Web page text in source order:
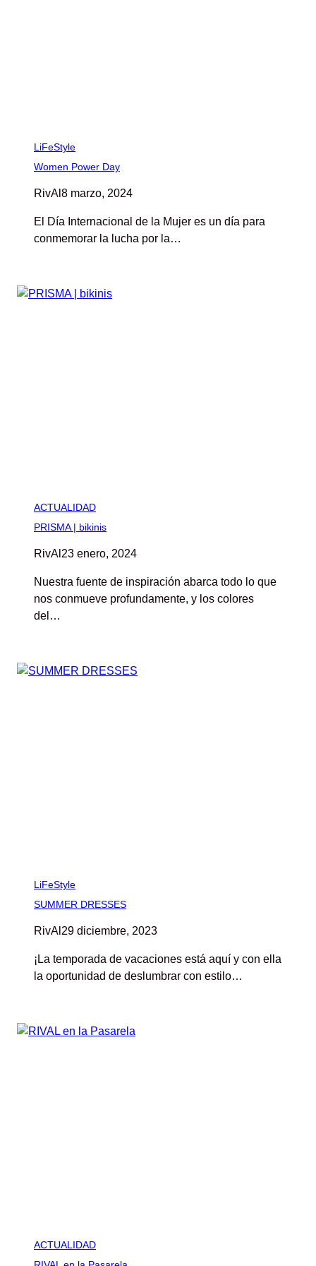
LiFeStyle
Women Power Day
RivAl 8 marzo, 2024
El Día Internacional de la Mujer es un día para
conmemorar la lucha por la…
ACTUALIDAD
PRISMA | bikinis
RivAl 23 enero, 2024
Nuestra fuente de inspiración abarca todo lo que
nos conmueve profundamente, y los colores
del…
LiFeStyle
SUMMER DRESSES
RivAl 29 diciembre, 2023
¡La temporada de vacaciones está aquí y con ella
la oportunidad de deslumbrar con estilo…
ACTUALIDAD